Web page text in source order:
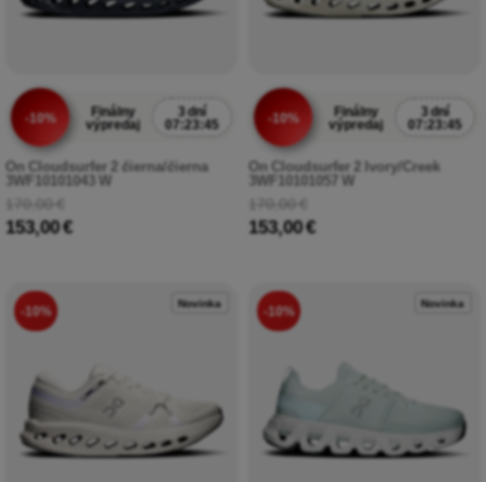
-10%
Finálny
výpredaj
3 dní
07:23:43
On Cloudsurfer 2 čierna/čierna
3WF10101043 W
170,00 €
153,00 €
-10%
Finálny
výpredaj
3 dní
07:23:43
On Cloudsurfer 2 Ivory/Creek
3WF10101057 W
170,00 €
153,00 €
-10%
Novinka
-10%
Novinka